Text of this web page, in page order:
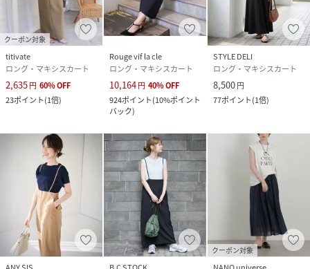
原産国 中国
素材
ワンピース ポリエステル55% レーヨン35% 再生
繊維（セルロース）9% ポリウレタン3% インナ
ー コットン70% ポリエステル30%
サイズ
RY0544_31520490001
(31520490001-7I-3B RY0544
クーポン対象
titivate
ロング・マキシスカート
2,635円 60%OFF
23ポイント(1倍)
Rouge vif la cle
ロング・マキシスカート
10,164円 40%OFF
924ポイント(10%ポイント
バック)
STYLE DELI
ロング・マキシスカート
8,500円
77ポイント(1倍)
クーポン対象